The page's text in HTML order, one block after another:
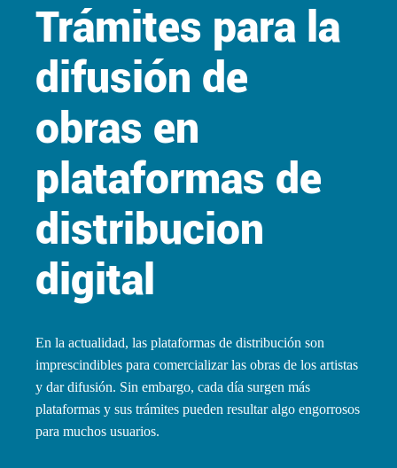
Trámites para la
difusión de
obras en
plataformas de
distribucion
digital
En la actualidad, las plataformas de distribución son
imprescindibles para comercializar las obras de los artistas
y dar difusión. Sin embargo, cada día surgen más
plataformas y sus trámites pueden resultar algo engorrosos
para muchos usuarios.